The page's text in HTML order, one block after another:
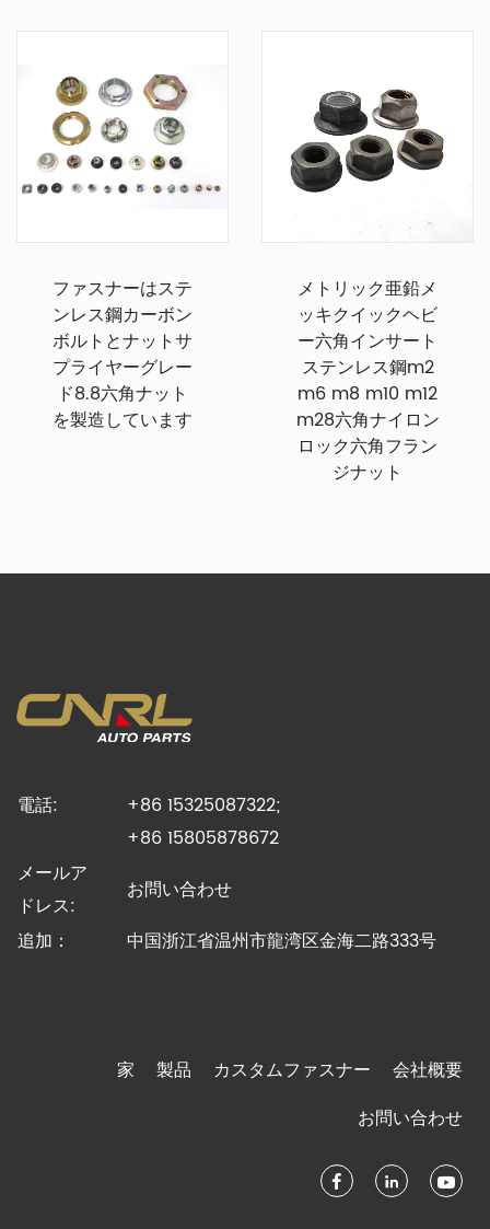
ファスナーはステ
ンレス鋼カーボン
ボルトとナットサ
プライヤーグレー
ド8.8六角ナット
を製造しています
メトリック亜鉛メ
ッキクイックヘビ
ー六角インサート
ステンレス鋼m2
m6 m8 m10 m12
m28六角ナイロン
ロック六角フラン
ジナット
電話:
+86 15325087322;
+86 15805878672
メールア
ドレス:
お問い合わせ
追加：
中国浙江省温州市龍湾区金海二路333号
家 製品 カスタムファスナー
会社概要
お問い合わせ